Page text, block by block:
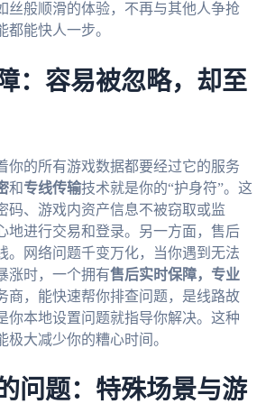
丝般顺滑的体验，不再与其他人争抢
都能快人一步。
：容易被忽略，却至
你的所有游戏数据都要经过它的服务
和专线传输技术就是你的“护身符”。这
码、游戏内资产信息不被窃取或监
地进行交易和登录。另一方面，售后
。网络问题千变万化，当你遇到无法
涨时，一个拥有售后实时保障，专业
商，能快速帮你排查问题，是线路故
你本地设置问题就指导你解决。这种
极大减少你的糟心时间。
问题：特殊场景与游